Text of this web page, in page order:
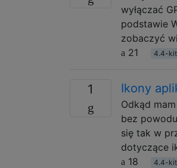
wyłączać
podstawie
zobaczyć
21
4.4-
1 Ikony
Odkąd
bez
się tak w
dotyczące
18
4.4-